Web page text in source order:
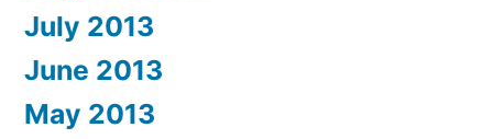
July 2013
June 2013
May 2013